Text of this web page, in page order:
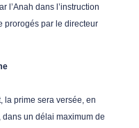
l’Anah dans l’instruction
prorogés par le directeur
la prime sera versée, en
un délai maximum de